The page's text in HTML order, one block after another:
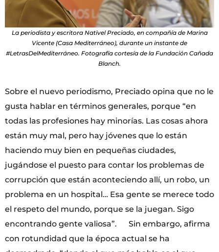
La periodista y escritora Nativel Preciado, en compañía de Marina
Vicente (Casa Mediterráneo), durante un instante de
#LetrasDelMediterráneo. Fotografía cortesía de la Fundación Cañada
Blanch.
Sobre el nuevo periodismo, Preciado opina que no le
gusta hablar en términos generales, porque “en
todas las profesiones hay minorías. Las cosas ahora
están muy mal, pero hay jóvenes que lo están
haciendo muy bien en pequeñas ciudades,
jugándose el puesto para contar los problemas de
corrupción que están aconteciendo allí, un robo, un
problema en un hospital… Esa gente se merece todo
el respeto del mundo, porque se la juegan. Sigo
encontrando gente valiosa”. Sin embargo, afirma
con rotundidad que la época actual se ha